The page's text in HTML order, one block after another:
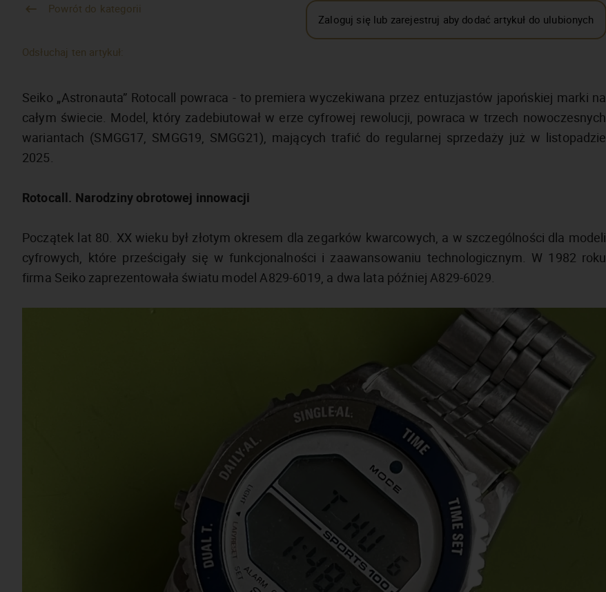
Powrót do kategorii
Zaloguj się lub zarejestruj aby dodać artykuł do ulubionych
Odsłuchaj ten artykuł:
Seiko „Astronauta” Rotocall powraca - to premiera wyczekiwana przez entuzjastów japońskiej marki na
całym świecie. Model, który zadebiutował w erze cyfrowej rewolucji, powraca w trzech nowoczesnych
wariantach (SMGG17, SMGG19, SMGG21), mających trafić do regularnej sprzedaży już w listopadzie
2025.
Rotocall. Narodziny obrotowej innowacji
Początek lat 80. XX wieku był złotym okresem dla zegarków kwarcowych, a w szczególności dla modeli
cyfrowych, które prześcigały się w funkcjonalności i zaawansowaniu technologicznym. W 1982 roku
firma Seiko zaprezentowała światu model A829-6019, a dwa lata później A829-6029.